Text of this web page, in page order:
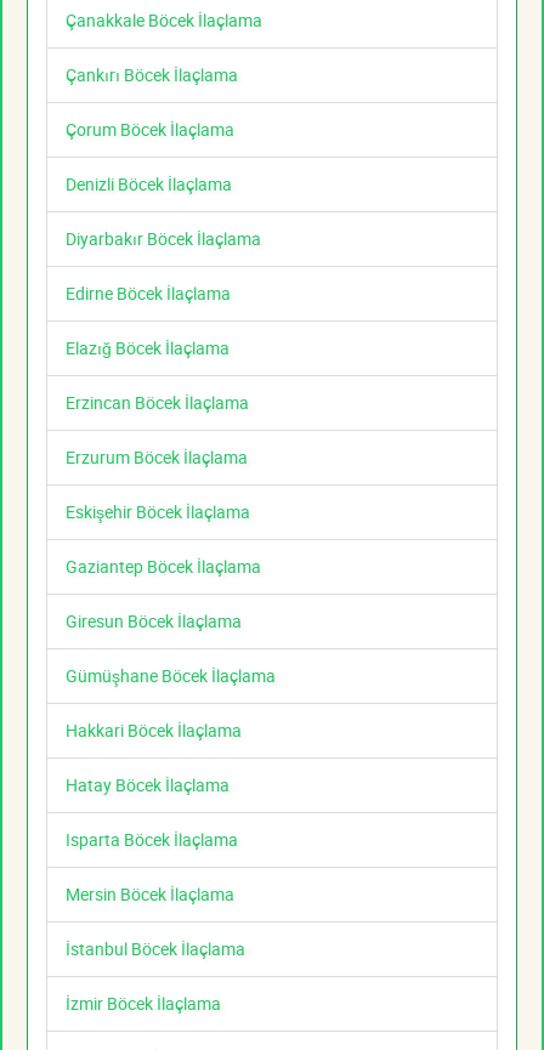
Çanakkale Böcek İlaçlama
Çankırı Böcek İlaçlama
Çorum Böcek İlaçlama
Denizli Böcek İlaçlama
Diyarbakır Böcek İlaçlama
Edirne Böcek İlaçlama
Elazığ Böcek İlaçlama
Erzincan Böcek İlaçlama
Erzurum Böcek İlaçlama
Eskişehir Böcek İlaçlama
Gaziantep Böcek İlaçlama
Giresun Böcek İlaçlama
Gümüşhane Böcek İlaçlama
Hakkari Böcek İlaçlama
Hatay Böcek İlaçlama
Isparta Böcek İlaçlama
Mersin Böcek İlaçlama
İstanbul Böcek İlaçlama
İzmir Böcek İlaçlama